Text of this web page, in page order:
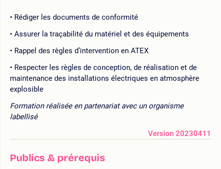
Rédiger les documents de conformité
Assurer la traçabilité du matériel et des équipements
Rappel des règles d’intervention en ATEX
Respecter les règles de conception, de réalisation et de
maintenance des installations électriques en atmosphère
explosible
Formation réalisée en partenariat avec un organisme
labellisé
Version 20230411
Publics & prérequis